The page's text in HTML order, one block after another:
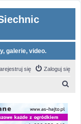
galerie, video.
Zaloguj się
się